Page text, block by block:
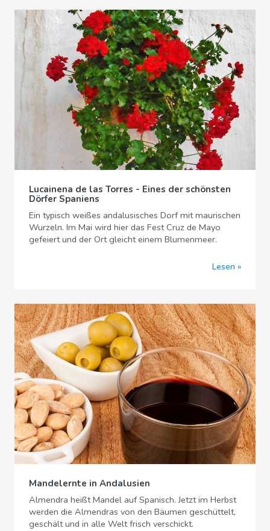
Lucainena de las Torres - Eines der schönsten
Dörfer Spaniens
Ein typisch weißes andalusisches Dorf mit maurischen
Wurzeln. Im Mai wird hier das Fest Cruz de Mayo
gefeiert und der Ort gleicht einem Blumenmeer.
Lesen
Mandelernte in Andalusien
Almendra heißt Mandel auf Spanisch. Jetzt im Herbst
werden die Almendras von den Bäumen geschüttelt,
geschält und in alle Welt frisch verschickt.